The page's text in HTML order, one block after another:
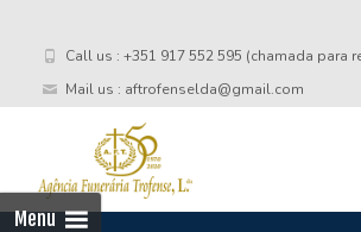
Call us : +351 917 552 595 (chamada para
Mail us : aftrofenselda@gmail.com
Menu